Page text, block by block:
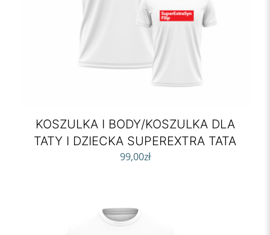
KOSZULKA I BODY/KOSZULKA DLA
TATY I DZIECKA SUPEREXTRA TATA
99,00zł